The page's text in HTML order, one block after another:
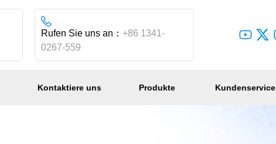
Rufen Sie uns an： +86 1341-
0267-559
Kontaktiere uns Produkte Kundenservice